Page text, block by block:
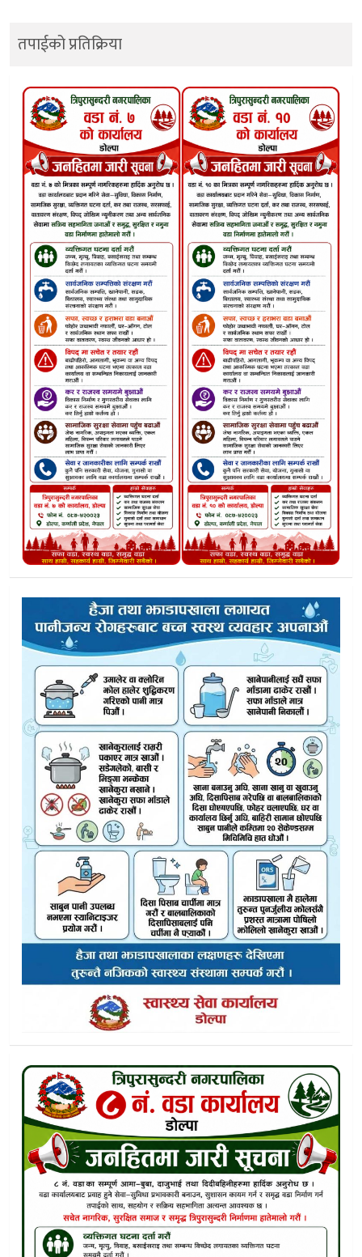
तपाईको प्रतिक्रिया